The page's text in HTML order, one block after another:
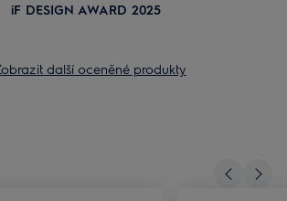
iF DESIGN AWARD 2025
další oceněné produkty